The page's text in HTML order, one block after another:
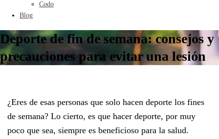
Codo
Blog
Deporte de fin de semana: consejos y
precauciones para evitar una lesión
¿Eres de esas personas que solo hacen deporte los fines
de semana? Lo cierto, es que hacer deporte, por muy
poco que sea, siempre es beneficioso para la salud.